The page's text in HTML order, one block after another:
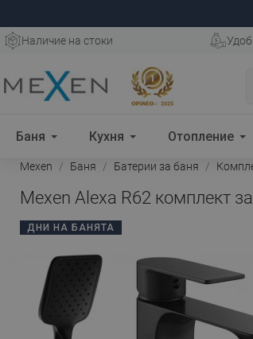
Наличие на стоки
Баня Кухня Отопление
Mexen Баня Батерии за баня
Mexen Alexa R62 комплект
ДНИ НА БАНЯТА